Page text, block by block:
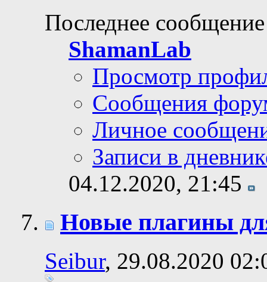
Последнее
ShamanLab
Просмотр
Сообщения
Личное
Записи в
04.12.2020, 21:45
Новые плагины
Seibur, 29.08.2020